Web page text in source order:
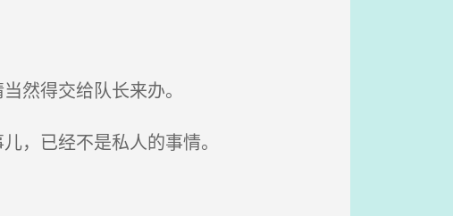
然得交给队长来办。
，已经不是私人的事情。